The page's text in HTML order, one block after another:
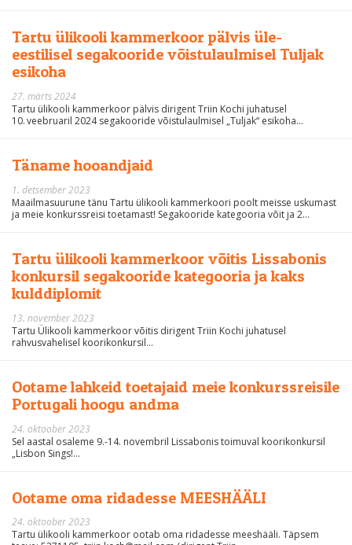
Tartu ülikooli kammerkoor pälvis üle-
eestilisel segakooride võistulaulmisel Tuljak
esikoha
27. märts 2024
Tartu ülikooli kammerkoor pälvis dirigent Triin Kochi juhatusel
10. veebruaril 2024 segakooride võistulaulmisel „Tuljak“ esikoha...
Täname hooandjaid
1. detsember 2023
Maailmasuurune tänu Tartu ülikooli kammerkoori poolt meisse uskumast
ja meie konkurssreisi toetamast! Segakooride kategooria võit ja 2...
Tartu ülikooli kammerkoor võitis Lissabonis
konkursil segakooride kategooria ja kaks
kulddiplomit
13. november 2023
Tartu Ülikooli kammerkoor võitis dirigent Triin Kochi juhatusel
rahvusvahelisel koorikonkursil...
Ootame lahkeid toetajaid meie konkurssreisile
Portugali hoogu andma
24. oktoober 2023
Sel aastal osaleme 9.-14. novembril Lissabonis toimuval koorikonkursil
„Lisbon Sings!...
Ootame oma ridadesse MEESHÄÄLI
24. oktoober 2023
Tartu ülikooli kammerkoor ootab oma ridadesse meeshääli. Täpsem